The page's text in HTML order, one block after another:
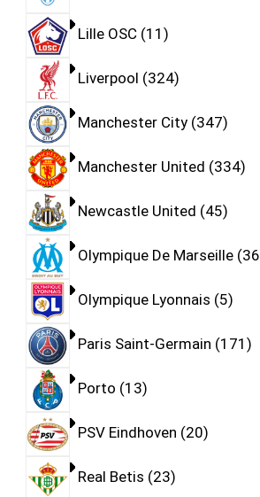
Lille OSC 11
Liverpool 324
Manchester City 347
Manchester United 334
Newcastle United 45
Olympique De Marseille 36
Olympique Lyonnais 5
Paris Saint-Germain 171
Porto 13
PSV Eindhoven 20
Real Betis 23